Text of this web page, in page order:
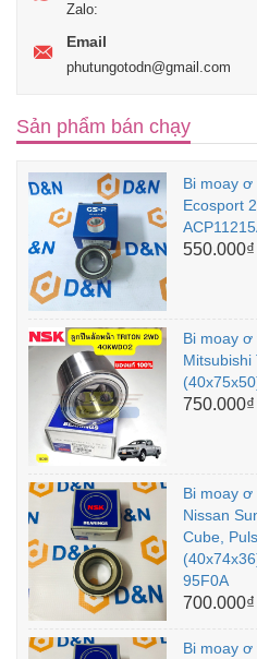
Zalo:
Email
phutungotodn@gmail.com
Sản phẩm bán chạy
Bi moay
Ecosport
550.000₫
Bi moay
Mitsubishi
750.000₫
Bi moay
Nissan
Cube,
95F0A
700.000₫
Bi moay